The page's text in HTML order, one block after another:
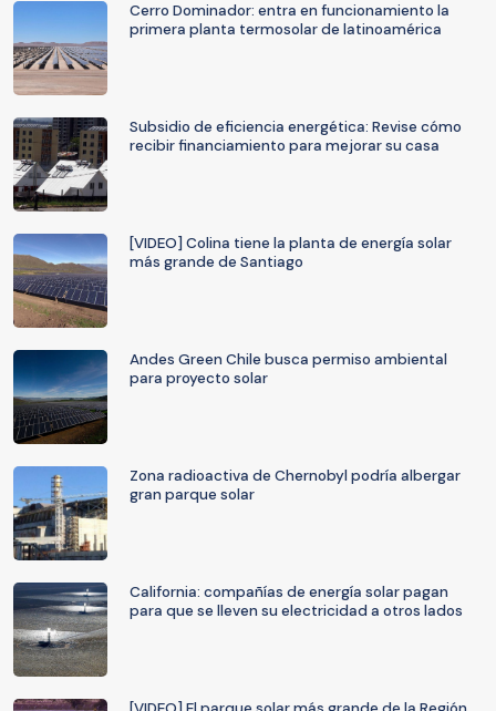
Cerro Dominador: entra en funcionamiento la
primera planta termosolar de latinoamérica
Subsidio de eficiencia energética: Revise cómo
recibir financiamiento para mejorar su casa
[VIDEO] Colina tiene la planta de energía solar
más grande de Santiago
Andes Green Chile busca permiso ambiental
para proyecto solar
Zona radioactiva de Chernobyl podría albergar
gran parque solar
California: compañías de energía solar pagan
para que se lleven su electricidad a otros lados